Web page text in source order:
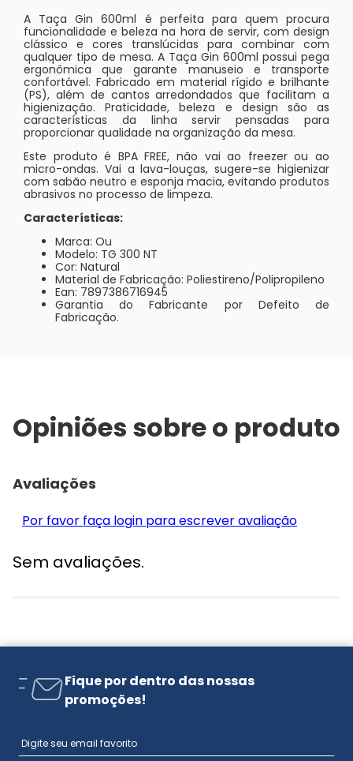
A Taça Gin 600ml é perfeita para quem procura
funcionalidade e beleza na hora de servir, com design
clássico e cores translúcidas para combinar com
qualquer tipo de mesa. A Taça Gin 600ml possui pega
ergonômica que garante manuseio e transporte
confortável. Fabricado em material rígido e brilhante
(PS), além de cantos arredondados que facilitam a
higienização. Praticidade, beleza e design são as
características da linha servir pensadas para
proporcionar qualidade na organização da mesa.
Este produto é BPA FREE, não vai ao freezer ou ao
micro-ondas. Vai a lava-louças, sugere-se higienizar
com sabão neutro e esponja macia, evitando produtos
abrasivos no processo de limpeza.
Características:
Marca: Ou
Modelo: TG 300 NT
Cor: Natural
Material de Fabricação: Poliestireno/Polipropileno
Ean: 7897386716945
Garantia do Fabricante por Defeito de
Fabricação.
Opiniões sobre o produto
Avaliações
Por favor faça login para escrever avaliação
Sem avaliações.
Fique por dentro das nossas
promoções!